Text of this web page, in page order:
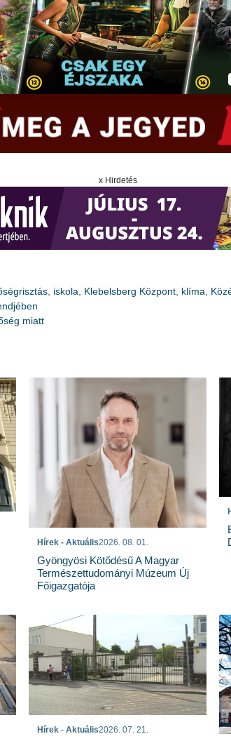
x Hirdetés
, iskola, Klebelsberg Központ, klíma,
miatt
Hírek - Aktuális2026. 08. 01.
Gyöngyösi Kötődésű A Magyar
Természettudományi Múzeum Új
Főigazgatója
Hírek - Aktuális2026. 07. 21.